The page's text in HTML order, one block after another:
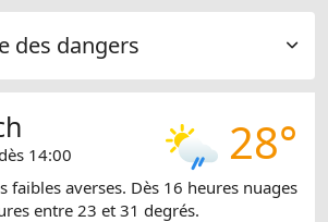
des dangers
28°
14:00
faibles averses. Dès 16 heures nuages
entre 23 et 31 degrés.